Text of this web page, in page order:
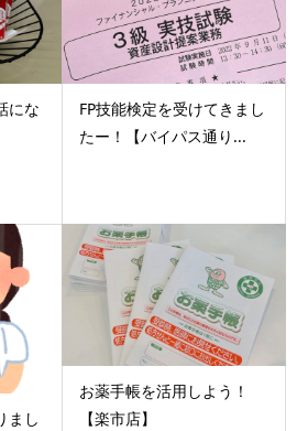
にな
FP技能検定を受けてきまし
たー！【バイパス通り...
まし
お薬手帳を活用しよう！
【楽市店】